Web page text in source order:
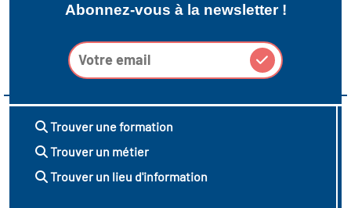
emploi-formation
des secteurs(en
Abonnez-vous à la newsletter !
Trouver une formation
Trouver un métier
Trouver un lieu d'information